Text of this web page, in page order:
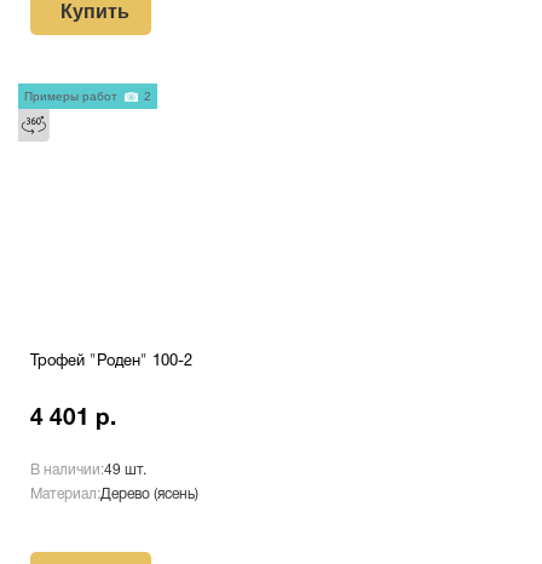
Купить
Трофей "Роден" 100-2
4 401 р.
В наличии:49 шт.
Материал:Дерево (ясень)
Примеры работ 2